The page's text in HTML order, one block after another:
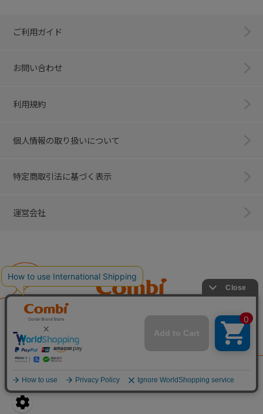
ご利用ガイド
お問い合わせ
利用規約
個人情報の取り扱いについて
特定商取引法に基づく表示
運営会社
子育てに、イノベーションを。
ベビー用品のコンビ株式会社
All Right Reserved. Copyright © Combi Corporation.